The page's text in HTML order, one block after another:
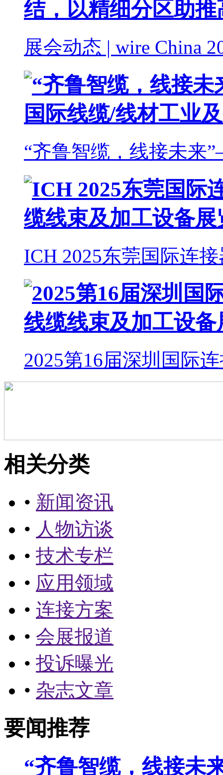
展会动态 | wire China
“齐鲁智缆，线接未来
ICH 2025东莞国际连
2025第16届深圳国际
相关分类
• 新闻资讯
• 人物访谈
• 技术专栏
• 应用领域
• 连接方案
• 会展报道
• 投诉曝光
• 杂志文章
要闻推荐
“齐鲁智缆，线接未